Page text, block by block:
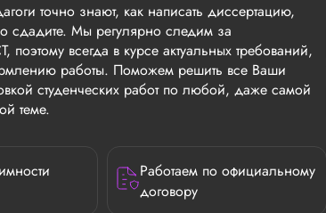
точно знают, как написать диссертацию,
сдадите. Мы регулярно следим за
всегда в курсе актуальных требований,
работы. Поможем решить все Ваши
студенческих работ по любой, даже самой
теме.
Работаем по официальному
договору